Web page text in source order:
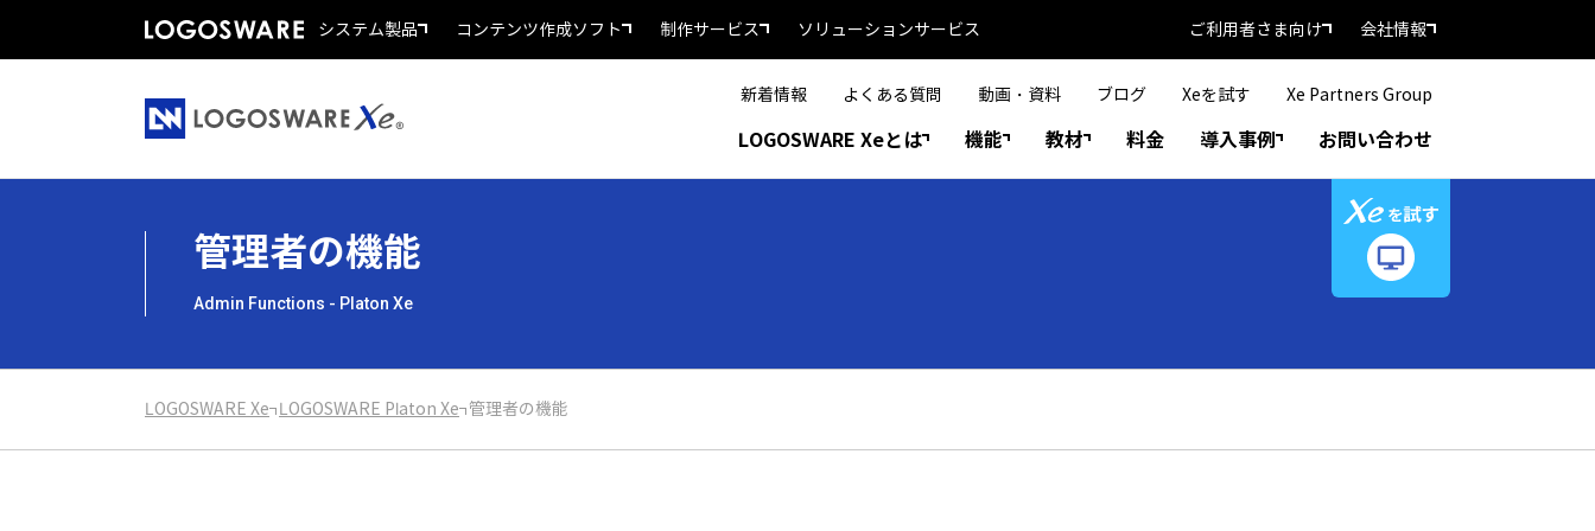
システム製品 コンテンツ作成ソフト 制作サービス ソリューションサービス ご利用者さま向け 会社情報
新着情報 よくある質問 動画・資料 ブログ Xeを試す Xe Partners Group
LOGOSWARE Xeとは 機能 教材 料金 導入事例 お問い合わせ
管理者の機能
Admin Functions - Platon Xe
LOGOSWARE Xe LOGOSWARE Platon Xe 管理者の機能